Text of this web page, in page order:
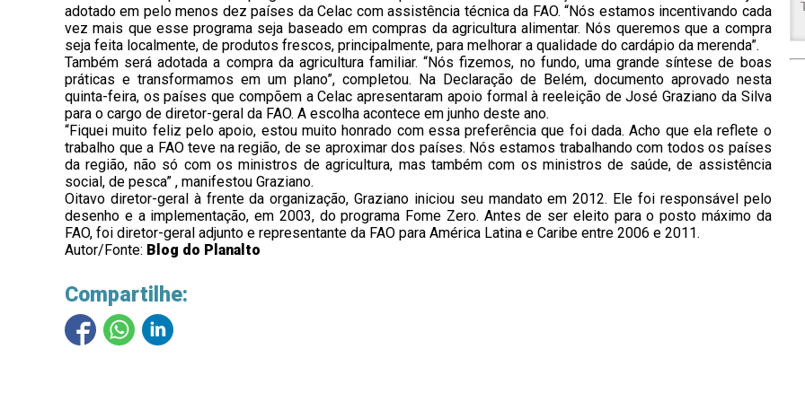
adotado em pelo menos dez países da Celac com assistência técnica da FAO. “Nós estamos incentivando cada
vez mais que esse programa seja baseado em compras da agricultura alimentar. Nós queremos que a compra
seja feita localmente, de produtos frescos, principalmente, para melhorar a qualidade do cardápio da merenda”.
Também será adotada a compra da agricultura familiar. “Nós fizemos, no fundo, uma grande síntese de boas
práticas e transformamos em um plano”, completou. Na Declaração de Belém, documento aprovado nesta
quinta-feira, os países que compõem a Celac apresentaram apoio formal à reeleição de José Graziano da Silva
para o cargo de diretor-geral da FAO. A escolha acontece em junho deste ano.
“Fiquei muito feliz pelo apoio, estou muito honrado com essa preferência que foi dada. Acho que ela reflete o
trabalho que a FAO teve na região, de se aproximar dos países. Nós estamos trabalhando com todos os países
da região, não só com os ministros de agricultura, mas também com os ministros de saúde, de assistência
social, de pesca” , manifestou Graziano.
Oitavo diretor-geral à frente da organização, Graziano iniciou seu mandato em 2012. Ele foi responsável pelo
desenho e a implementação, em 2003, do programa Fome Zero. Antes de ser eleito para o posto máximo da
FAO, foi diretor-geral adjunto e representante da FAO para América Latina e Caribe entre 2006 e 2011.
Autor/Fonte: Blog do Planalto
Compartilhe: